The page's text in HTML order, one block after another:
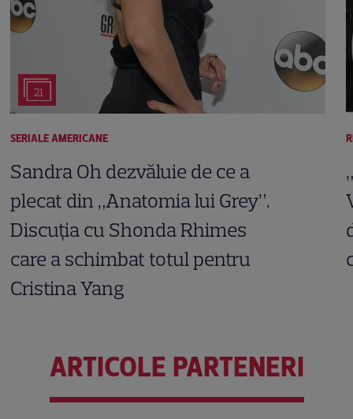
21
SERIALE AMERICANE
Sandra Oh dezvăluie de ce a
plecat din „Anatomia lui Grey”.
Discuția cu Shonda Rhimes
care a schimbat totul pentru
Cristina Yang
ARTICOLE PARTENERI